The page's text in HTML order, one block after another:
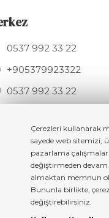
Çerezleri kullanarak
sayede web sitemizi,
pazarlama
değiştirmeden
almaktan memnun
Bununla birlikte,
değiştirebilirsiniz.
0537 992 33 22
+905379923322
0537 992 33 22
Mesudiye Sk. 11A,
Copyright © 2023 All rigth